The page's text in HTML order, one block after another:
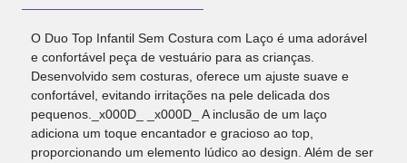
O Duo Top Infantil Sem Costura com Laço é uma adorável
e confortável peça de vestuário para as crianças.
Desenvolvido sem costuras, oferece um ajuste suave e
confortável, evitando irritações na pele delicada dos
pequenos._x000D_ _x000D_ A inclusão de um laço
adiciona um toque encantador e gracioso ao top,
proporcionando um elemento lúdico ao design. Além de ser